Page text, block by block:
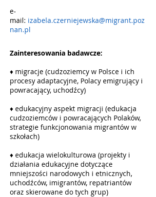
e-
mail: izabela.czerniejewska@migrant.poz
nan.pl
Zainteresowania badawcze:
♦ migracje (cudzoziemcy w Polsce i ich
procesy adaptacyjne, Polacy emigrujący i
powracający, uchodźcy)
♦ edukacyjny aspekt migracji (edukacja
cudzoziemców i powracających Polaków,
strategie funkcjonowania migrantów w
szkołach)
♦ edukacja wielokulturowa (projekty i
działania edukacyjne dotyczące
mniejszości narodowych i etnicznych,
uchodźców, imigrantów, repatriantów
oraz skierowane do tych grup)